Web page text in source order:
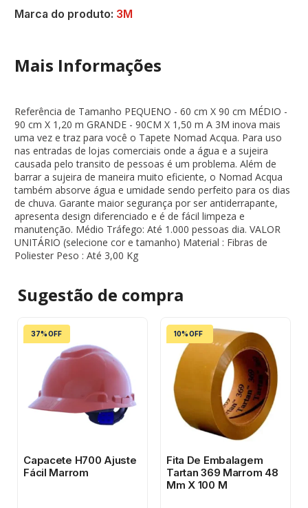
Marca do produto: 3M
Mais Informações
Referência de Tamanho PEQUENO - 60 cm X 90 cm MÉDIO -
90 cm X 1,20 m GRANDE - 90CM X 1,50 m A 3M inova mais
uma vez e traz para você o Tapete Nomad Acqua. Para uso
nas entradas de lojas comerciais onde a água e a sujeira
causada pelo transito de pessoas é um problema. Além de
barrar a sujeira de maneira muito eficiente, o Nomad Acqua
também absorve água e umidade sendo perfeito para os dias
de chuva. Garante maior segurança por ser antiderrapante,
apresenta design diferenciado e é de fácil limpeza e
manutenção. Médio Tráfego: Até 1.000 pessoas dia. VALOR
UNITÁRIO (selecione cor e tamanho) Material : Fibras de
Poliester Peso : Até 3,00 Kg
Sugestão de compra
37% OFF
Capacete H700 Ajuste
Fácil Marrom
10% OFF
Fita De Embalagem
Tartan 369 Marrom 48
Mm X 100 M